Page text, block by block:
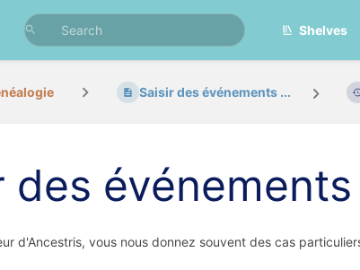
Shelves
Saisir des événements ...
des
d'Ancestris, vous nous donnez souvent des cas